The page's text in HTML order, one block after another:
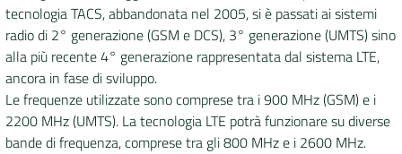
tecnologia TACS, abbandonata nel 2005, si è passati ai sistemi
radio di 2° generazione (GSM e DCS), 3° generazione (UMTS) sino
alla più recente 4° generazione rappresentata dal sistema LTE,
ancora in fase di sviluppo.
Le frequenze utilizzate sono comprese tra i 900 MHz (GSM) e i
2200 MHz (UMTS). La tecnologia LTE potrà funzionare su diverse
bande di frequenza, comprese tra gli 800 MHz e i 2600 MHz.